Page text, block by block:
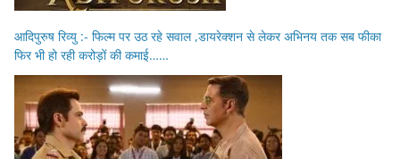
आदिपुरुष रिव्यु :- फिल्म पर उठ रहे सवाल ,डायरेक्शन से लेकर अभिनय तक सब फीका
फिर भी हो रही करोड़ों की कमाई……